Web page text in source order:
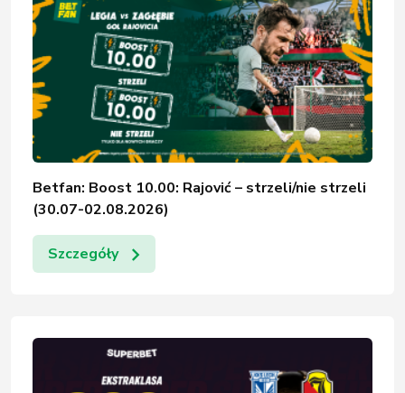
Betfan: Boost 10.00: Rajović – strzeli/nie strzeli
(30.07-02.08.2026)
Szczegóły